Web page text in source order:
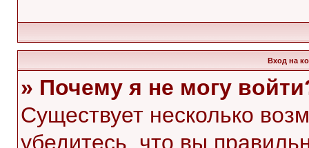
Вход на
» Почему я не могу
Существует несколько
убедитесь, что вы